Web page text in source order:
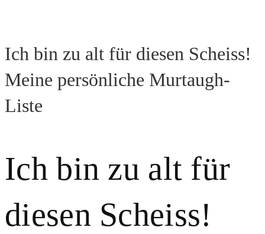
Ich bin zu alt für diesen Scheiss!
Meine persönliche Murtaugh-
Liste
Ich bin zu alt für
diesen Scheiss!